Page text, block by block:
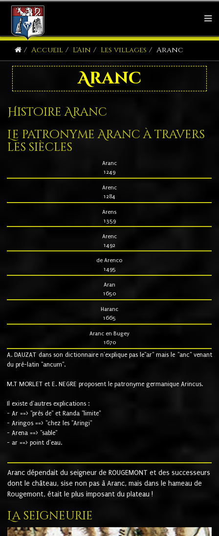
Accueil L'Ain Les villages Aranc
Aranc
Histoire Aranc
Le patronyme Aranc à travers
les siècles
Aranc
1249
Arenc
1284
Arens
1359
Arenc
1492
de Arenco
1495
Aran
1650
Haranc
1665
Aranc en Bugey
1670
A. DAUZAT dans son dictionnaire n'explique pas le"ar" mais le "anc" venant
du pré-latin "ancum".
M.T MORLET et E. NEGRE proposent le patronyme germanique Arincus.
Il existe d'autres explications :
- Ar ==> "près de" et Randa "limite"
- Aringos ==> "chez les "Aringi"
- Arena ==> "sable"
- ar ==> point d'eau.
Aranc dépendait du seigneur de ROUGEMONT et des successeurs
dont le château, sise non pas à Aranc, mais dans le hameau de
Rougemont, était le plus imposant du plateau !
La seigneurie